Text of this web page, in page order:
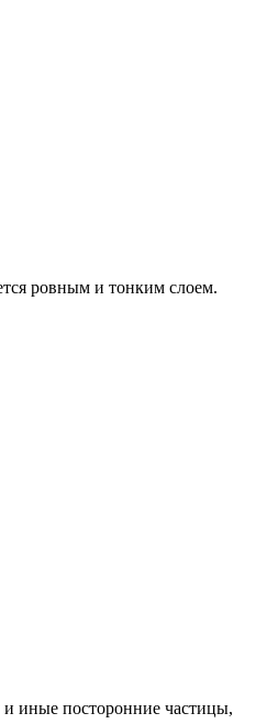
ровным и тонким слоем.
иные посторонние частицы,